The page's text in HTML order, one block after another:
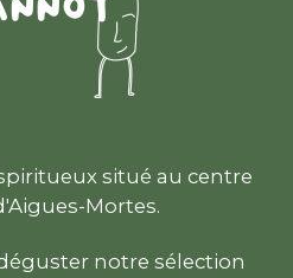
situé au centre
Mortes.
notre sélection